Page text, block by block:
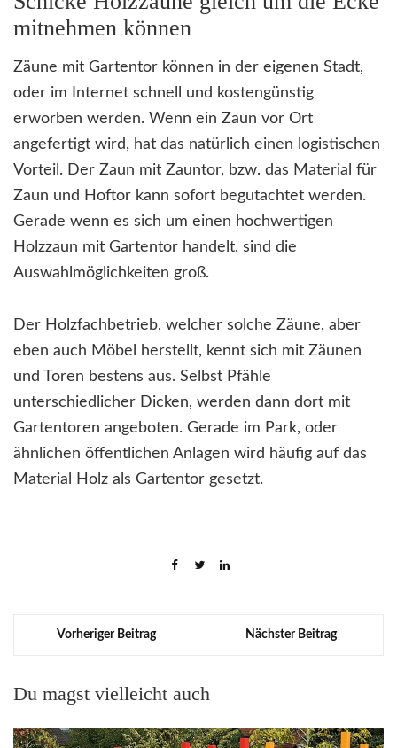
mitnehmen können
Zäune mit Gartentor können in der eigenen Stadt,
oder im Internet schnell und kostengünstig
erworben werden. Wenn ein Zaun vor Ort
angefertigt wird, hat das natürlich einen logistischen
Vorteil. Der Zaun mit Zauntor, bzw. das Material für
Zaun und Hoftor kann sofort begutachtet werden.
Gerade wenn es sich um einen hochwertigen
Holzzaun mit Gartentor handelt, sind die
Auswahlmöglichkeiten groß.
Der Holzfachbetrieb, welcher solche Zäune, aber
eben auch Möbel herstellt, kennt sich mit Zäunen
und Toren bestens aus. Selbst Pfähle
unterschiedlicher Dicken, werden dann dort mit
Gartentoren angeboten. Gerade im Park, oder
ähnlichen öffentlichen Anlagen wird häufig auf das
Material Holz als Gartentor gesetzt.
Vorheriger Beitrag Nächster Beitrag
Du magst vielleicht auch